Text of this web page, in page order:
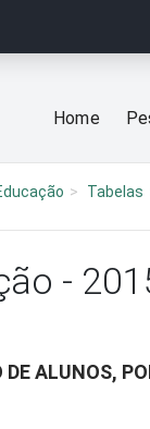
Home
Tabelas
-
ALUNOS,